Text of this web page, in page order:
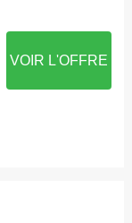
VOIR L'OFFRE